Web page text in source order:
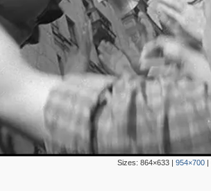
Sizes: 864×633| 954×700|